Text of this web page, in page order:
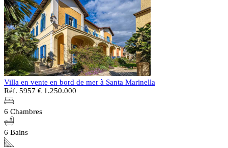
Villa en vente en bord de mer à Santa Marinella
Réf. 5957 € 1.250.000
6 Chambres
6 Bains